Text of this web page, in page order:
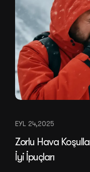
EYL 24,2025
Zorlu Hava
İyi İpuçları